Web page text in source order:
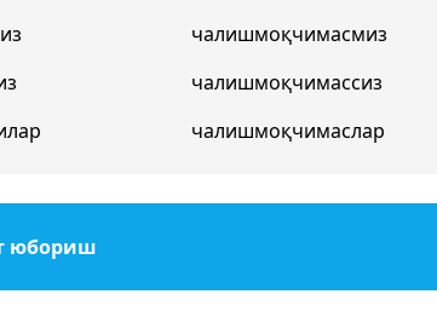
чалишмоқчимасмиз
чалишмоқчимассиз
чалишмоқчимаслар
юбориш